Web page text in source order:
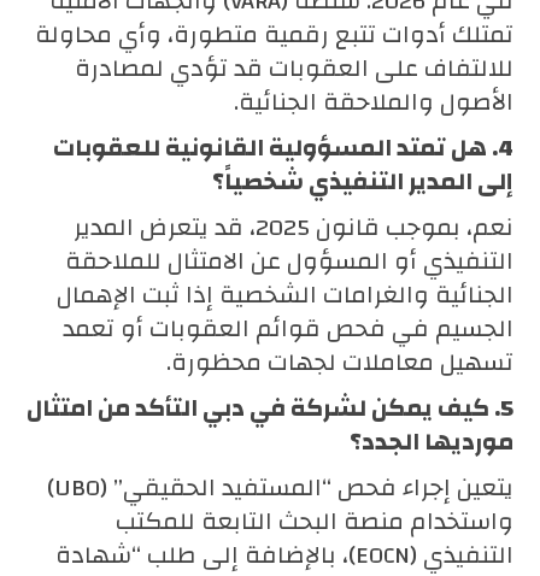
تمتلك أدوات تتبع رقمية متطورة، وأي محاولة
للالتفاف على العقوبات قد تؤدي لمصادرة
الأصول والملاحقة الجنائية.
4. هل تمتد المسؤولية القانونية للعقوبات
إلى المدير التنفيذي شخصياً؟
نعم، بموجب قانون 2025، قد يتعرض المدير
التنفيذي أو المسؤول عن الامتثال للملاحقة
الجنائية والغرامات الشخصية إذا ثبت الإهمال
الجسيم في فحص قوائم العقوبات أو تعمد
تسهيل معاملات لجهات محظورة.
5. كيف يمكن لشركة في دبي التأكد من امتثال
مورديها الجدد؟
يتعين إجراء فحص “المستفيد الحقيقي” (UBO)
واستخدام منصة البحث التابعة للمكتب
التنفيذي (EOCN)، بالإضافة إلى طلب “شهادة